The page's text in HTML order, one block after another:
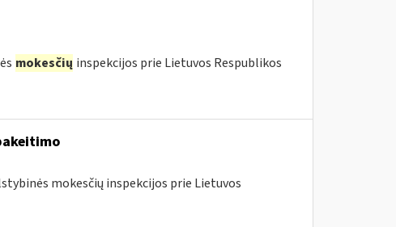
mokesčių inspekcijos prie Lietuvos Respublikos
mokesčių inspekcijos prie Lietuvos